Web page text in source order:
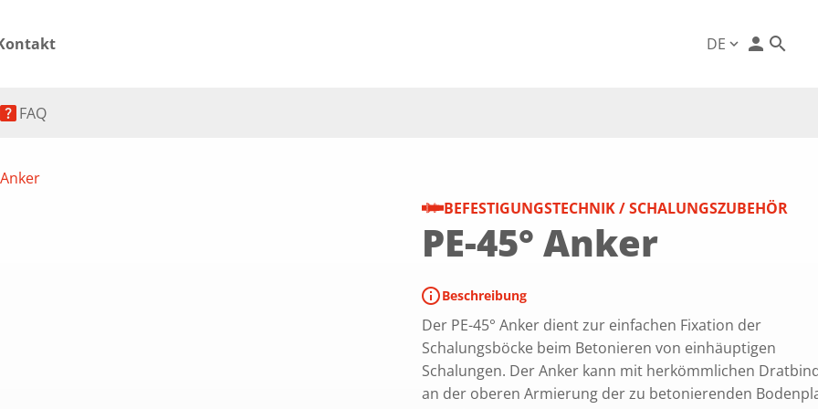
DE expand_more person
help_centerFAQ
BEFESTIGUNGSTECHNIK / SCHALUNGSZUBEHÖR
PE-45° Anker
infoBeschreibung
Der PE-45° Anker dient zur einfachen Fixation der
Schalungsböcke beim Betonieren von einhäuptigen
Schalungen. Der Anker kann mit herkömmlichen
an der oberen Armierung der zu betonierenden